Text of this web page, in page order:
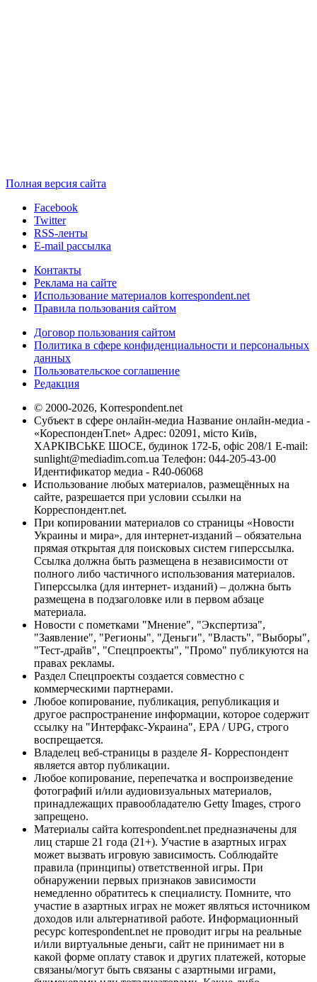
Полная версия сайта
Facebook
Twitter
RSS-ленты
E-mail рассылка
Контакты
Реклама на сайте
Использование материалов korrespondent.net
Правила пользования сайтом
Договор пользования сайтом
Политика в сфере конфиденциальности и персональных
данных
Пользовательское соглашение
Редакция
© 2000-2026, Korrespondent.net
Субъект в сфере онлайн-медиа Название онлайн-медиа -
«КореспонденТ.net» Адрес: 02091, місто Київ,
ХАРКІВСЬКЕ ШОСЕ, будинок 172-Б, офіс 208/1 E-mail:
sunlight@mediadim.com.ua Телефон: 044-205-43-00
Идентификатор медиа - R40-06068
Использование любых материалов, размещённых на
сайте, разрешается при условии ссылки на
Корреспондент.net.
При копировании материалов со страницы «Новости
Украины и мира», для интернет-изданий – обязательна
прямая открытая для поисковых систем гиперссылка.
Ссылка должна быть размещена в независимости от
полного либо частичного использования материалов.
Гиперссылка (для интернет- изданий) – должна быть
размещена в подзаголовке или в первом абзаце
материала.
Новости с пометками "Мнение", "Экспертиза",
"Заявление", "Регионы", "Деньги", "Власть", "Выборы",
"Тест-драйв", "Спецпроекты", "Промо" публикуются на
правах рекламы.
Раздел Спецпроекты создается совместно с
коммерческими партнерами.
Любое копирование, публикация, републикация и
другое распространение информации, которое содержит
ссылку на "Интерфакс-Украина", EPA / UPG, строго
воспрещается.
Владелец веб-страницы в разделе Я- Корреспондент
является автор публикации.
Любое копирование, перепечатка и воспроизведение
фотографий и/или аудиовизуальных материалов,
принадлежащих правообладателю Getty Images, строго
запрещено.
Материалы сайта korrespondent.net предназначены для
лиц старше 21 года (21+). Участие в азартных играх
может вызвать игровую зависимость. Соблюдайте
правила (принципы) ответственной игры. При
обнаружении первых признаков зависимости
немедленно обратитесь к специалисту. Помните, что
участие в азартных играх не может являться источником
доходов или альтернативой работе. Информационный
ресурс korrespondent.net не проводит игры на реальные
и/или виртуальные деньги, сайт не принимает ни в
какой форме оплату ставок и других платежей, которые
связаны/могут быть связаны с азартными играми,